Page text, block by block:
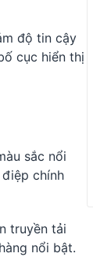
độ tin cậy
cục hiển thị
sắc nổi
chính
truyền tải
nổi bật.